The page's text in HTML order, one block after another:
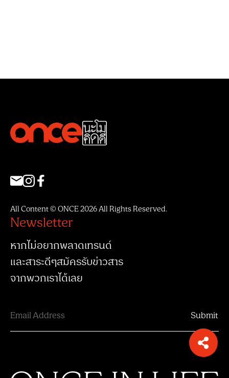
All Content © ONCE 2026 All Rights Reserved.
Newsletter
หากไม่อยากพลาดเทรนด์
และสาระดีๆสมัครรับข่าวสาร
จากพวกเราได้เลย